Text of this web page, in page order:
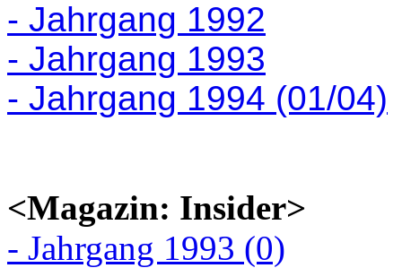
- Jahrgang 1992
- Jahrgang 1993
- Jahrgang 1994 (01/04)
<Magazin: Insider>
- Jahrgang 1993 (0)